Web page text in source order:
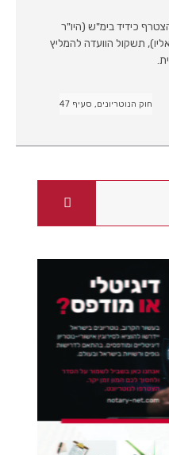
כידיד בימ"ש (היו"ר
תשקול הוועדה להמליץ
חוק הנוטריונים, סעיף 47